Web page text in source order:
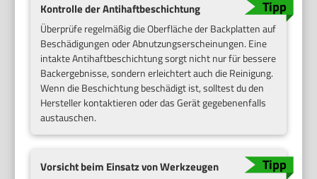
Kontrolle der Antihaftbeschichtung
Überprüfe regelmäßig die Oberfläche der Backplatten auf
Beschädigungen oder Abnutzungserscheinungen. Eine
intakte Antihaftbeschichtung sorgt nicht nur für bessere
Backergebnisse, sondern erleichtert auch die Reinigung.
Wenn die Beschichtung beschädigt ist, solltest du den
Hersteller kontaktieren oder das Gerät gegebenenfalls
austauschen.
Vorsicht beim Einsatz von Werkzeugen